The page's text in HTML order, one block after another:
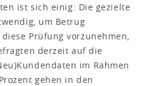
ist sich einig: Die gezielte
um Betrug
Prüfung vorzunehmen,
derzeit auf die
im Rahmen
gehen in den